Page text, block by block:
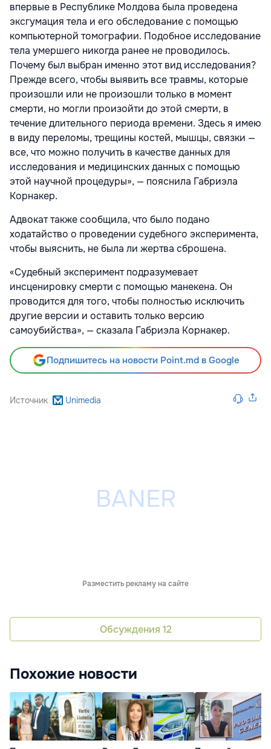
впервые в Республике Молдова была проведена
эксгумация тела и его обследование с помощью
компьютерной томографии. Подобное исследование
тела умершего никогда ранее не проводилось.
Почему был выбран именно этот вид исследования?
Прежде всего, чтобы выявить все травмы, которые
произошли или не произошли только в момент
смерти, но могли произойти до этой смерти, в
течение длительного периода времени. Здесь я имею
в виду переломы, трещины костей, мышцы, связки —
все, что можно получить в качестве данных для
исследования и медицинских данных с помощью
этой научной процедуры», — пояснила Габриэла
Корнакер.
Адвокат также сообщила, что было подано
ходатайство о проведении судебного эксперимента,
чтобы выяснить, не была ли жертва сброшена.
«Судебный эксперимент подразумевает
инсценировку смерти с помощью манекена. Он
проводится для того, чтобы полностью исключить
другие версии и оставить только версию
самоубийства», — сказала Габриэла Корнакер.
Подпишитесь на новости Point.md в Google
Источник Unimedia
Разместить рекламу на сайте
Обсуждения 12
Похожие новости